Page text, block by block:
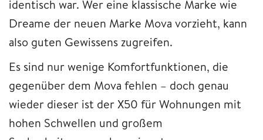
identisch war. Wer eine klassische Marke wie
Dreame der neuen Marke Mova vorzieht, kann
also guten Gewissens zugreifen.
Es sind nur wenige Komfortfunktionen, die
gegenüber dem Mova fehlen – doch genau
wieder dieser ist der X50 für Wohnungen mit
hohen Schwellen und großem